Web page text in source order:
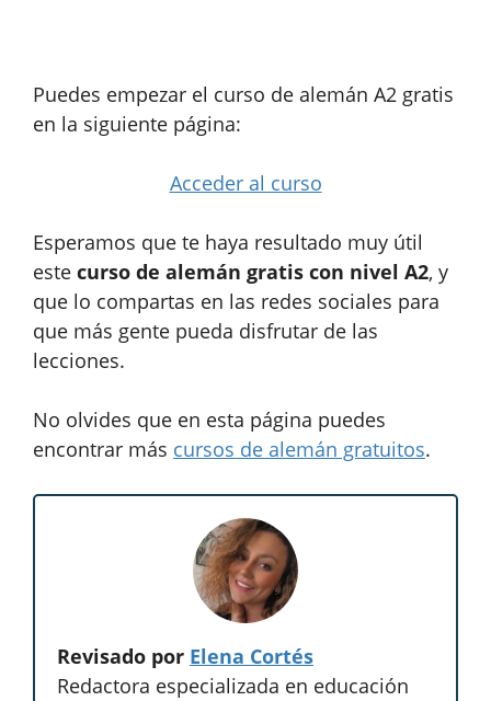
Puedes empezar el curso de alemán A2 gratis
en la siguiente página:
Acceder al curso
Esperamos que te haya resultado muy útil
este curso de alemán gratis con nivel A2, y
que lo compartas en las redes sociales para
que más gente pueda disfrutar de las
lecciones.
No olvides que en esta página puedes
encontrar más cursos de alemán gratuitos.
Revisado por Elena Cortés
Redactora especializada en educación